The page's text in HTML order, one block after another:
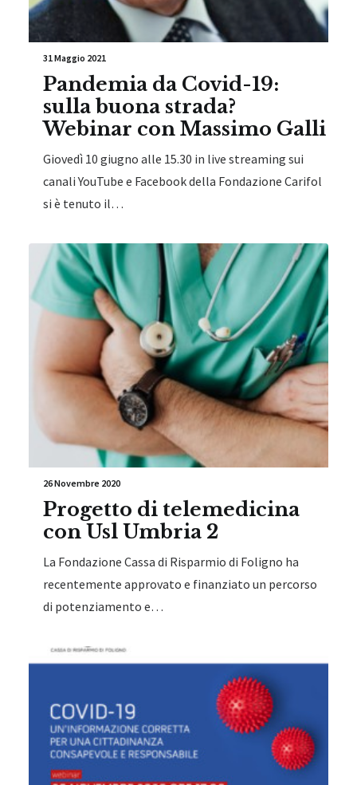
31 Maggio 2021
Pandemia da Covid-19:
sulla buona strada?
Webinar con Massimo Galli
Giovedì 10 giugno alle 15.30 in live streaming sui
canali YouTube e Facebook della Fondazione Carifol
si è tenuto il…
26 Novembre 2020
Progetto di telemedicina
con Usl Umbria 2
La Fondazione Cassa di Risparmio di Foligno ha
recentemente approvato e finanziato un percorso
di potenziamento e…